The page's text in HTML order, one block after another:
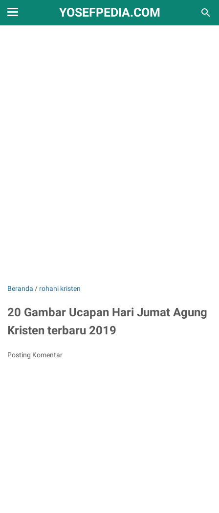
YOSEFPEDIA.COM
Beranda / rohani kristen
20 Gambar Ucapan Hari Jumat Agung
Kristen terbaru 2019
Posting Komentar